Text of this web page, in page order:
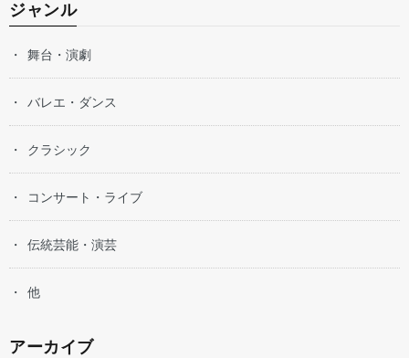
ジャンル
舞台・演劇
バレエ・ダンス
クラシック
コンサート・ライブ
伝統芸能・演芸
他
アーカイブ